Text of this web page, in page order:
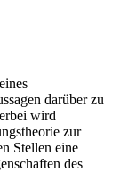
darüber zu
wird
zur
Stellen eine
des